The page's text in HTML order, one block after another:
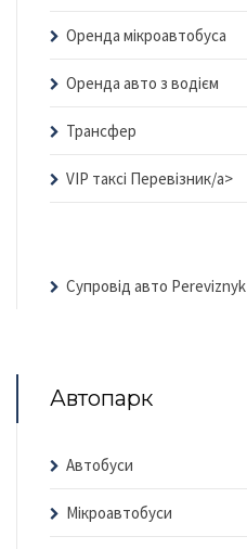
Оренда мікроавтобуса
Оренда авто з водієм
Трансфер
VIP таксі Перевізник/a>
Супровід авто Pereviznyk
Автопарк
Автобуси
Мікроавтобуси